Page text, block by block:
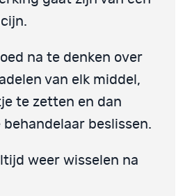
na te denken over
van elk middel,
te zetten en dan
beslissen.
weer wisselen na